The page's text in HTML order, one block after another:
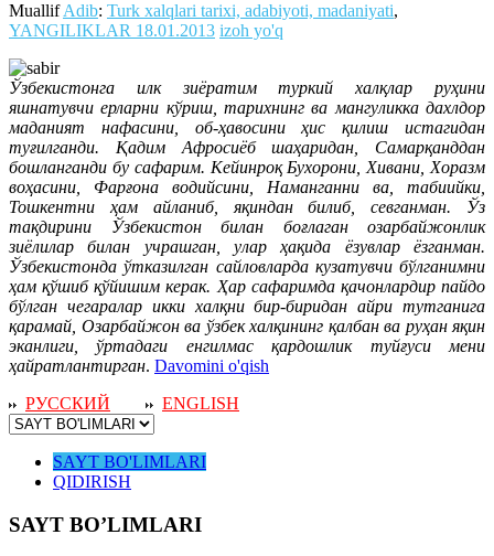
MuallifAdib: Turk xalqlari tarixi, adabiyoti, madaniyati,
YANGILIKLAR 18.01.2013 izoh yo'q
Ўзбекистонга илк зиёратим туркий халқлар руҳини
яшнатувчи ерларни кўриш, тарихнинг ва мангуликка дахлдор
маданият нафасини, об-ҳавосини ҳис қилиш истагидан
туғилганди. Қадим Афросиёб шаҳаридан, Самарқанддан
бошланганди бу сафарим. Кейинроқ Бухорони, Хивани, Хоразм
воҳасини, Фарғона водийсини, Наманганни ва, та­биийки,
Тошкентни ҳам айланиб, яқиндан билиб, севганман. Ўз
тақдирини Ўзбекистон билан боғлаган озарбайжонлик
зиёлилар билан учрашган, улар ҳақида ёзувлар ёзганман.
Ўзбекистонда ўтказилган сайловларда кузатувчи бўлганимни
ҳам қўшиб қўйишим керак. Ҳар сафаримда қачонлардир пайдо
бўлган чегаралар икки халқни бир-биридан айри тутганига
қарамай, Озарбайжон ва ўзбек халқининг қалбан ва руҳан яқин
эканлиги, ўртадаги енгилмас қардошлик туйғуси мени
ҳайратлантирган. Davomini o'qish
РУССКИЙ
ENGLISH
SAYT BO'LIMLARI
QIDIRISH
SAYT BO’LIMLARI